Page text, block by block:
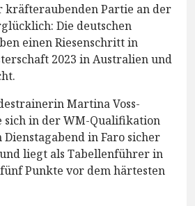
kräfteraubenden Partie an der
Die deutschen
einen Riesenschritt in
2023 in Australien und
Martina Voss-
sich in der WM-Qualifikation
in Faro sicher
liegt als Tabellenführer in
Punkte vor dem härtesten